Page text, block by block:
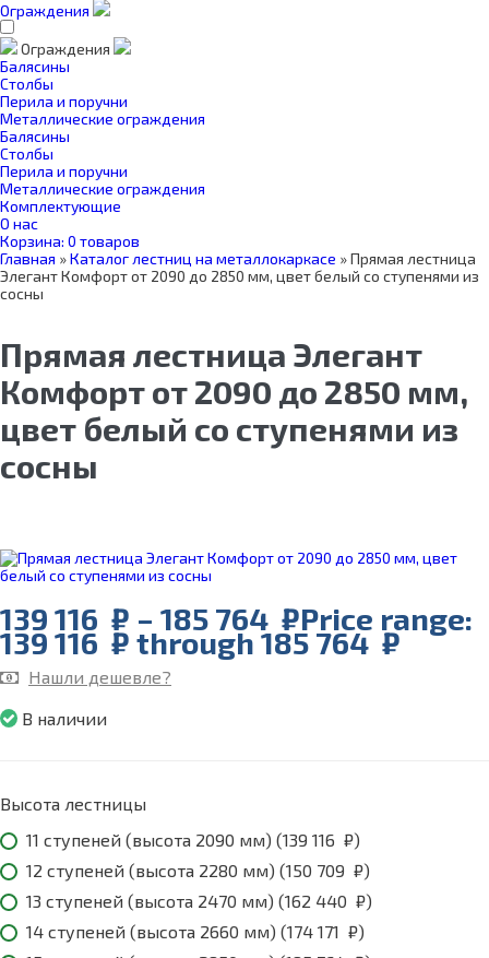
Ограждения
Ограждения
Балясины
Столбы
Перила и поручни
Металлические ограждения
Балясины
Столбы
Перила и поручни
Металлические ограждения
Комплектующие
О нас
Корзина: 0 товаров
Главная »Каталог лестниц на металлокаркасе »Прямая лестница
Элегант Комфорт от 2090 до 2850 мм, цвет белый со ступенями из
сосны
Прямая лестница Элегант
Комфорт от 2090 до 2850 мм,
цвет белый со ступенями из
сосны
139 116 ₽ – 185 764 ₽Price range:
139 116 ₽ through 185 764 ₽
Нашли дешевле?
В наличии
Высота лестницы
11 ступеней (высота 2090 мм) (139 116 ₽)
12 ступеней (высота 2280 мм) (150 709 ₽)
13 ступеней (высота 2470 мм) (162 440 ₽)
14 ступеней (высота 2660 мм) (174 171 ₽)